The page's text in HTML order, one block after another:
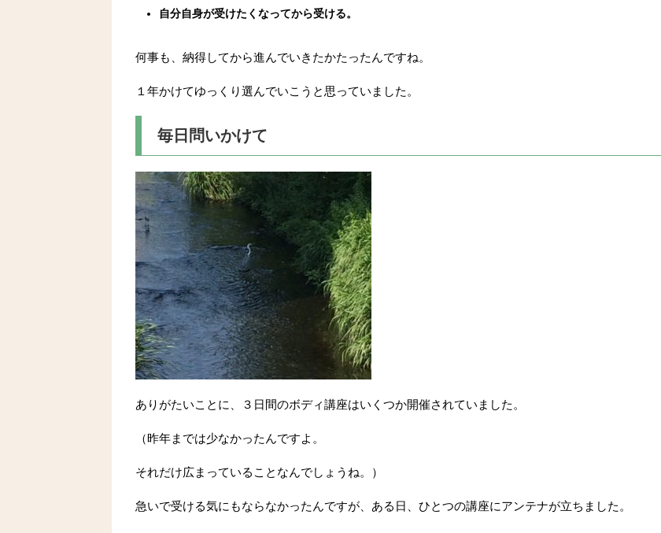
自分自身が受けたくなってから受ける。
何事も、納得してから進んでいきたかたったんですね。
１年かけてゆっくり選んでいこうと思っていました。
毎日問いかけて
ありがたいことに、３日間のボディ講座はいくつか開催されていました。
（昨年までは少なかったんですよ。
それだけ広まっていることなんでしょうね。）
急いで受ける気にもならなかったんですが、ある日、ひとつの講座にアンテナが立ちました。